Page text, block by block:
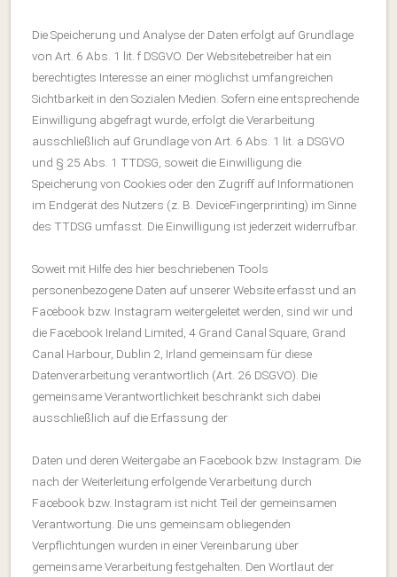
Die Speicherung und Analyse der Daten erfolgt auf Grundlage
von Art. 6 Abs. 1 lit. f DSGVO. Der Websitebetreiber hat ein
berechtigtes Interesse an einer möglichst umfangreichen
Sichtbarkeit in den Sozialen Medien. Sofern eine entsprechende
Einwilligung abgefragt wurde, erfolgt die Verarbeitung
ausschließlich auf Grundlage von Art. 6 Abs. 1 lit. a DSGVO
und § 25 Abs. 1 TTDSG, soweit die Einwilligung die
Speicherung von Cookies oder den Zugriff auf Informationen
im Endgerät des Nutzers (z. B. DeviceFingerprinting) im Sinne
des TTDSG umfasst. Die Einwilligung ist jederzeit widerrufbar.
Soweit mit Hilfe des hier beschriebenen Tools
personenbezogene Daten auf unserer Website erfasst und an
Facebook bzw. Instagram weitergeleitet werden, sind wir und
die Facebook Ireland Limited, 4 Grand Canal Square, Grand
Canal Harbour, Dublin 2, Irland gemeinsam für diese
Datenverarbeitung verantwortlich (Art. 26 DSGVO). Die
gemeinsame Verantwortlichkeit beschränkt sich dabei
ausschließlich auf die Erfassung der
Daten und deren Weitergabe an Facebook bzw. Instagram. Die
nach der Weiterleitung erfolgende Verarbeitung durch
Facebook bzw. Instagram ist nicht Teil der gemeinsamen
Verantwortung. Die uns gemeinsam obliegenden
Verpflichtungen wurden in einer Vereinbarung über
gemeinsame Verarbeitung festgehalten. Den Wortlaut der